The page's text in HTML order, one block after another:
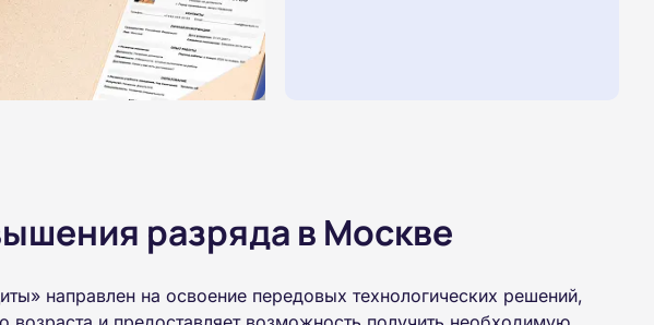
разряда в Москве
направлен на освоение передовых технологических решений,